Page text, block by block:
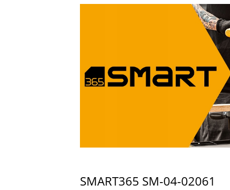
SMART365 SM-04-02061